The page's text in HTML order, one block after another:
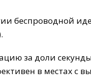
беспроводной
за доли
в местах с